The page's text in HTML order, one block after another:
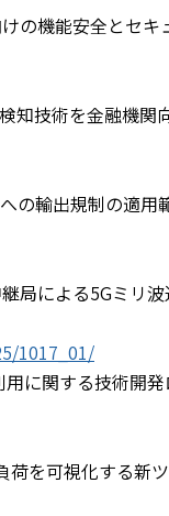
の機能安全とセキ
知技術を金融機関
の輸出規制の適用
局による5Gミリ
1017_01/
に関する技術開
を可視化する新